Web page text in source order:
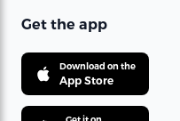
Get the app
Download on the
App Store